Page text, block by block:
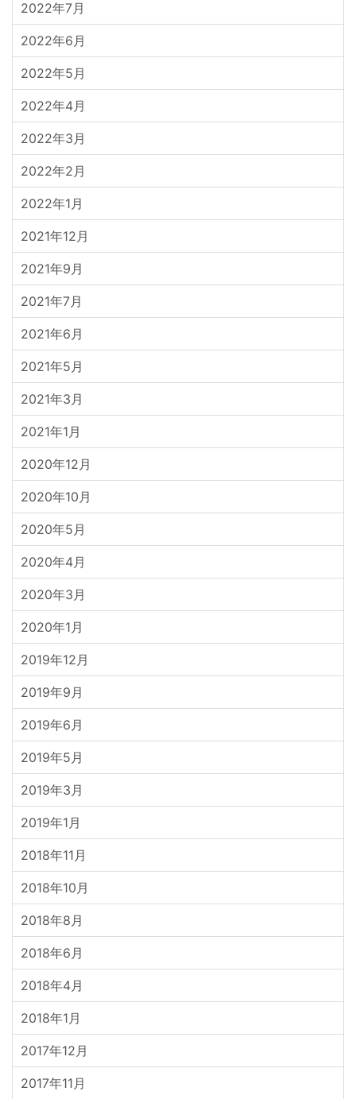
2022年7月
2022年6月
2022年5月
2022年4月
2022年3月
2022年2月
2022年1月
2021年12月
2021年9月
2021年7月
2021年6月
2021年5月
2021年3月
2021年1月
2020年12月
2020年10月
2020年5月
2020年4月
2020年3月
2020年1月
2019年12月
2019年9月
2019年6月
2019年5月
2019年3月
2019年1月
2018年11月
2018年10月
2018年8月
2018年6月
2018年4月
2018年1月
2017年12月
2017年11月